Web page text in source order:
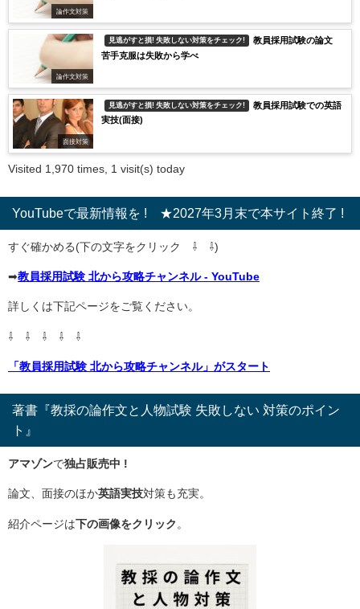
論作文対策
論作文対策
見逃がすと損! 失敗しない対策をチェック!
教員採用試験の論文
苦手克服は失敗から学べ
面接対策
見逃がすと損! 失敗しない対策をチェック!
教員採用試験での英語
実技(面接)
Visited 1,970 times, 1 visit(s) today
YouTubeで最新情報を ! ★2027年3月末で本サイト終了 !
すぐ確かめる(下の文字をクリック ⇩ ⇩)
➡教員採用試験 北から攻略チャンネル - YouTube
詳しくは下記ページをご覧ください。
⇩ ⇩ ⇩ ⇩ ⇩
「教員採用試験 北から攻略チャンネル」がスタート
著書『教採の論作文と人物試験 失敗しない 対策のポイン
ト』
アマゾンで独占販売中 !
論文、面接のほか英語実技対策も充実。
紹介ページは下の画像をクリック 。